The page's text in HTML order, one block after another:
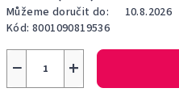
Můžeme doručit do:
10.8.2026
Kód: 8001090819536
+
−